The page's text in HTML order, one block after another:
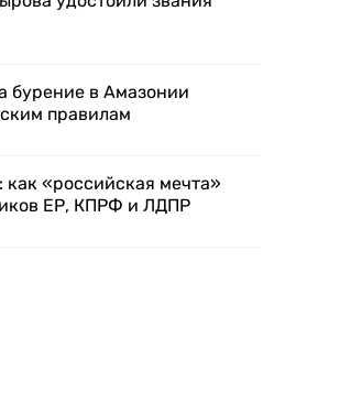
бурение в Амазонии
правилам
«российская мечта»
ЕР, КПРФ и ЛДПР